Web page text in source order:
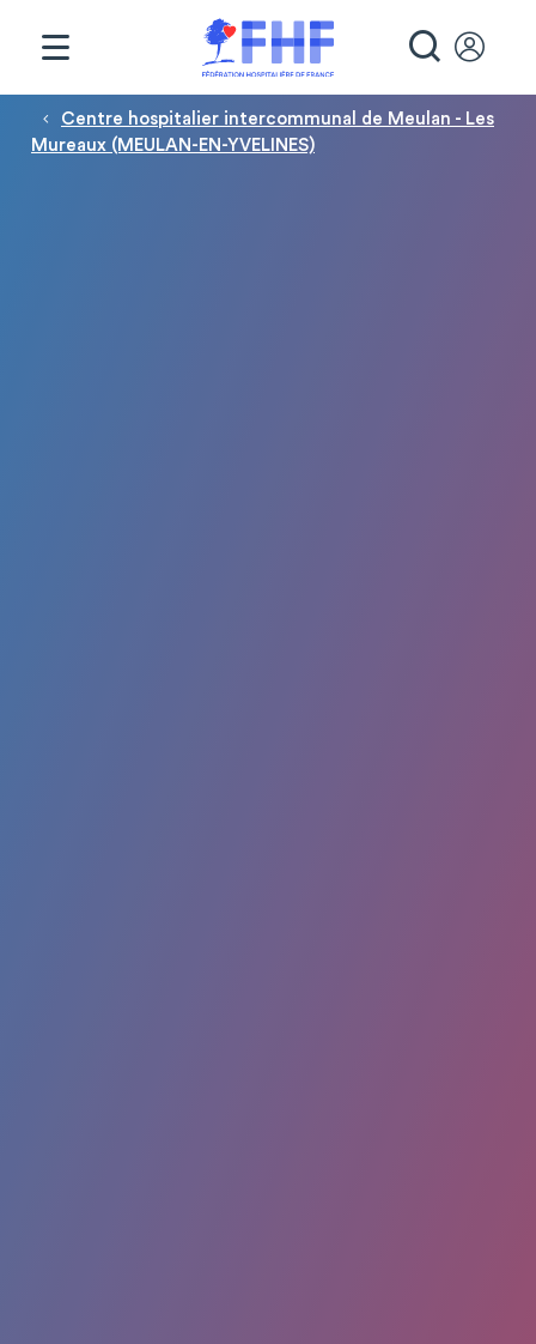
Fil d'Ariane
Centre hospitalier intercommunal de Meulan - Les
Mureaux (MEULAN-EN-YVELINES)
Panneau de gestion des cookies